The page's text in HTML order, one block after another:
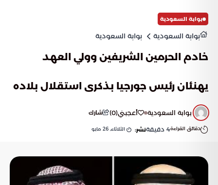
بوابة السعودية
بوابة السعودية بوابة السعودية
خادم الحرمين الشريفين وولي العهد
يهنئان رئيس جورجيا بذكرى استقلال بلاده
بوابة السعودية أعجبني(
0
) شارك
دقائق القراءة4 دقيقةنشر: الثلاثاء, 26 مايو